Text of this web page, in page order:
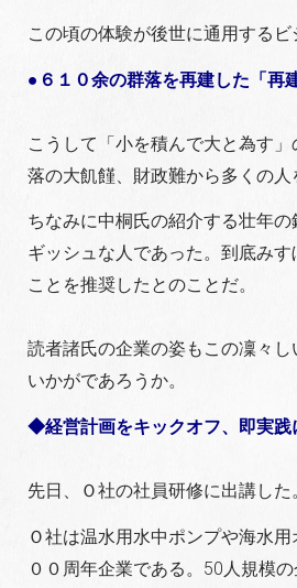
この頃の体験が後世に通用する
●６１０余の群落を再建した「再
こうして「小を積んで大と為す
落の大飢饉、財政難から多くの
ちなみに中桐氏の紹介する壮年
ギッシュな人であった。到底み
ことを推奨したとのことだ。
読者諸氏の企業の姿もこの凜々
いかがであろうか。
◆経営計画をキックオフ、即実践
先日、Ｏ社の社員研修に出講した
Ｏ社は温水用水中ポンプや海水
００周年企業である。50人規模